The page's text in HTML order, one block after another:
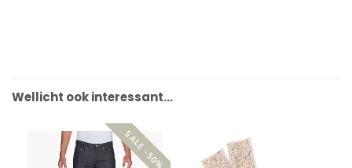
Wellicht ook interessant…
SALE -50%